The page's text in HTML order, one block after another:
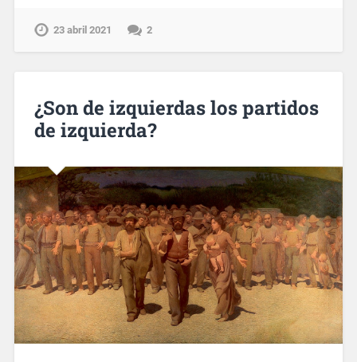
23 abril 2021 2
¿Son de izquierdas los partidos
de izquierda?